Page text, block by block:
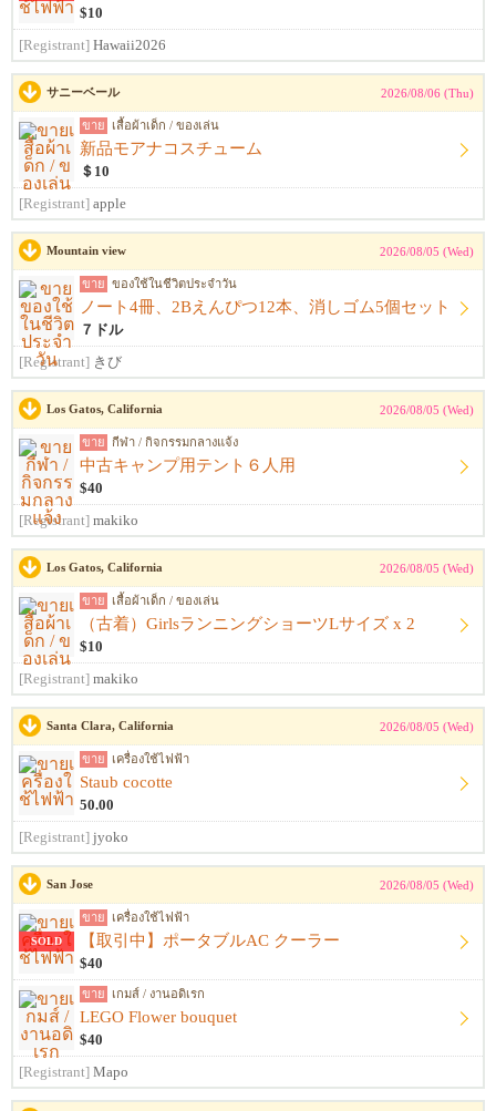
$10
[Registrant] Hawaii2026
サニーベール 2026/08/06 (Thu)
ขาย เสื้อผ้าเด็ก / ของเล่น
新品モアナコスチューム
＄10
[Registrant] apple
Mountain view 2026/08/05 (Wed)
ขาย ของใช้ในชีวิตประจำวัน
ノート4冊、2Bえんぴつ12本、消しゴム5個セット
７ドル
[Registrant] きび
Los Gatos, California 2026/08/05 (Wed)
ขาย กีฬา / กิจกรรมกลางแจ้ง
中古キャンプ用テント６人用
$40
[Registrant] makiko
Los Gatos, California 2026/08/05 (Wed)
ขาย เสื้อผ้าเด็ก / ของเล่น
（古着）GirlsランニングショーツLサイズ x 2
$10
[Registrant] makiko
Santa Clara, California 2026/08/05 (Wed)
ขาย เครื่องใช้ไฟฟ้า
Staub cocotte
50.00
[Registrant] jyoko
San Jose 2026/08/05 (Wed)
SOLD
ขาย เครื่องใช้ไฟฟ้า
【取引中】ポータブルAC クーラー
$40
ขาย เกมส์ / งานอดิเรก
LEGO Flower bouquet
$40
[Registrant] Mapo